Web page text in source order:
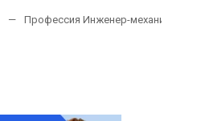
Профессия Инженер-механик